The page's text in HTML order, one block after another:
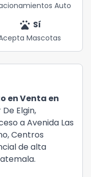
Auto
pets Sí
Mascotas
en Venta en
Elgin,
a Avenida Las
Centros
de alta